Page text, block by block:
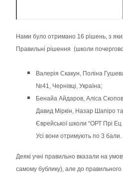
Нами було отримано 16 рішень, з
Правильні рішення (школи
Валерія Скакун, Поліна
№41, Чернівці, Україна;
Бенайа Айдаров, Аліса
Давид Міркін, Назар Шапіро
Єврейської школи “ОРТ Прі Ец
Усі вони отримують по 3 бали.
Деякі учні правильно вказали на
самому бублику), але до